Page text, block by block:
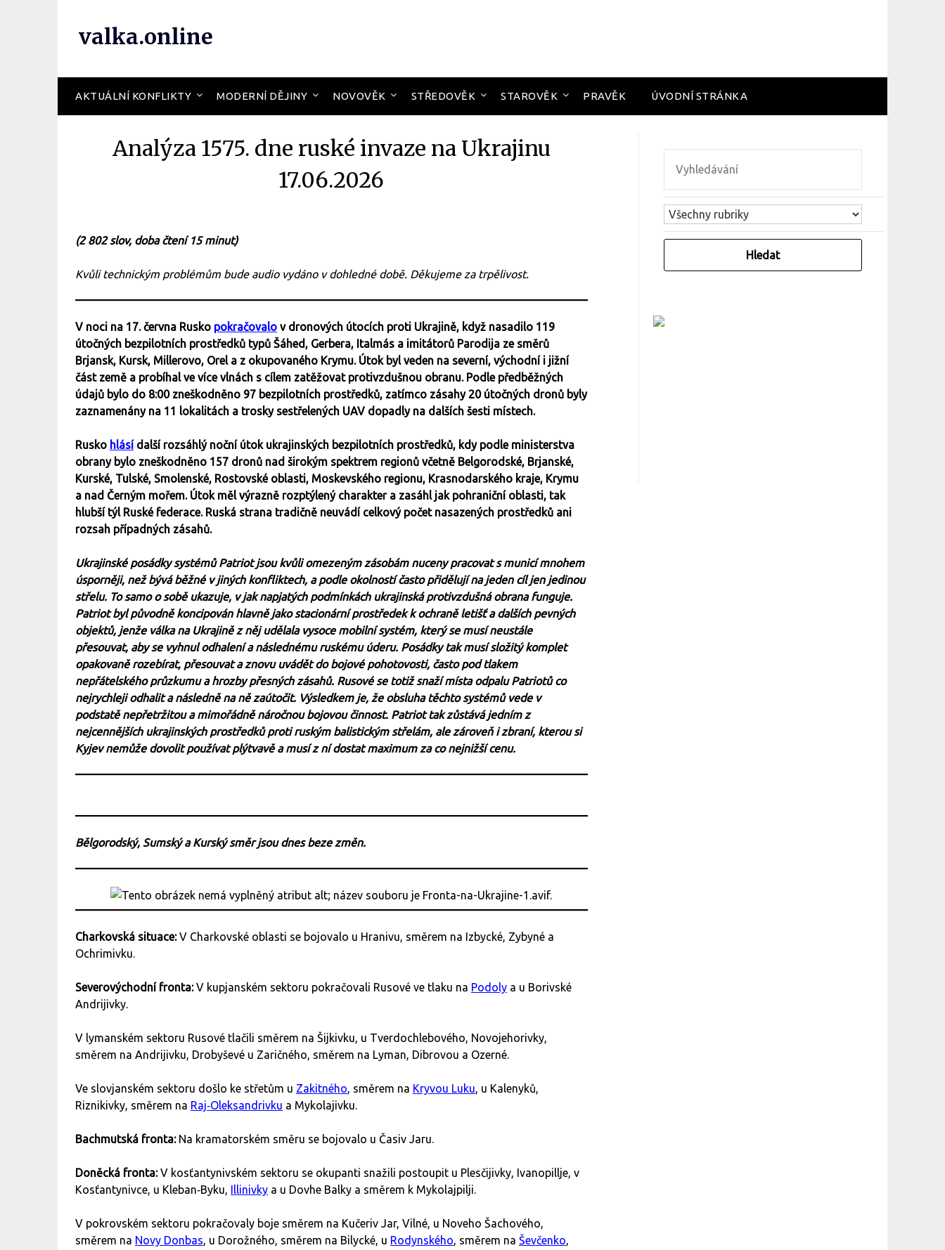
valka.online
AKTUÁLNÍ KONFLIKTY MODERNÍ DĚJINY NOVOVĚK STŘEDOVĚK STAROVĚK PRAVĚK ÚVODNÍ STRÁNKA
Analýza 1575. dne ruské invaze na Ukrajinu
17.06.2026
(2 802 slov, doba čtení 15 minut)
Kvůli technickým problémům bude audio vydáno v dohledné době. Děkujeme za trpělivost.
V noci na 17. června Rusko pokračovalo v dronových útocích proti Ukrajině, když nasadilo 119
útočných bezpilotních prostředků typů Šáhed, Gerbera, Italmás a imitátorů Parodija ze směrů
Brjansk, Kursk, Millerovo, Orel a z okupovaného Krymu. Útok byl veden na severní, východní i jižní
část země a probíhal ve více vlnách s cílem zatěžovat protivzdušnou obranu. Podle předběžných
údajů bylo do 8:00 zneškodněno 97 bezpilotních prostředků, zatímco zásahy 20 útočných dronů byly
zaznamenány na 11 lokalitách a trosky sestřelených UAV dopadly na dalších šesti místech.
Rusko hlásí další rozsáhlý noční útok ukrajinských bezpilotních prostředků, kdy podle ministerstva
obrany bylo zneškodněno 157 dronů nad širokým spektrem regionů včetně Belgorodské, Brjanské,
Kurské, Tulské, Smolenské, Rostovské oblasti, Moskevského regionu, Krasnodarského kraje, Krymu
a nad Černým mořem. Útok měl výrazně rozptýlený charakter a zasáhl jak pohraniční oblasti, tak
hlubší týl Ruské federace. Ruská strana tradičně neuvádí celkový počet nasazených prostředků ani
rozsah případných zásahů.
Ukrajinské posádky systémů Patriot jsou kvůli omezeným zásobám nuceny pracovat s municí mnohem
úsporněji, než bývá běžné v jiných konfliktech, a podle okolností často přidělují na jeden cíl jen jedinou
střelu. To samo o sobě ukazuje, v jak napjatých podmínkách ukrajinská protivzdušná obrana funguje.
Patriot byl původně koncipován hlavně jako stacionární prostředek k ochraně letišť a dalších pevných
objektů, jenže válka na Ukrajině z něj udělala vysoce mobilní systém, který se musí neustále
přesouvat, aby se vyhnul odhalení a následnému ruskému úderu. Posádky tak musí složitý komplet
opakovaně rozebírat, přesouvat a znovu uvádět do bojové pohotovosti, často pod tlakem
nepřátelského průzkumu a hrozby přesných zásahů. Rusové se totiž snaží místa odpalu Patriotů co
nejrychleji odhalit a následně na ně zaútočit. Výsledkem je, že obsluha těchto systémů vede v
podstatě nepřetržitou a mimořádně náročnou bojovou činnost. Patriot tak zůstává jedním z
nejcennějších ukrajinských prostředků proti ruským balistickým střelám, ale zároveň i zbraní, kterou si
Kyjev nemůže dovolit používat plýtvavě a musí z ní dostat maximum za co nejnižší cenu.
Bělgorodský, Sumský a Kurský směr jsou dnes beze změn.
Charkovská situace:V Charkovské oblasti se bojovalo u Hranivu, směrem na Izbycké, Zybyné a
Ochrimivku.
Severovýchodní fronta:V kupjanském sektoru pokračovali Rusové ve tlaku na Podoly a u Borivské
Andrijivky.
V lymanském sektoru Rusové tlačili směrem na Šijkivku, u Tverdochlebového, Novojehorivky,
směrem na Andrijivku, Drobyševé u Zaričného, směrem na Lyman, Dibrovou a Ozerné.
Ve slovjanském sektoru došlo ke střetům u Zakitného, směrem na Kryvou Luku, u Kalenyků,
Riznikivky, směrem na Raj‑Oleksandrivku a Mykolajivku.
Bachmutská fronta: Na kramatorském směru se bojovalo u Časiv Jaru.
Doněcká fronta:V kosťantynivském sektoru se okupanti snažili postoupit u Plesčijivky, Ivanopillje, v
Kosťantynivce, u Kleban‑Byku, Illinivky a u Dovhe Balky a směrem k Mykolajpilji.
V pokrovském sektoru pokračovaly boje směrem na Kučeriv Jar, Vilné, u Noveho Šachového,
směrem na Novy Donbas, u Dorožného, směrem na Bilycké, u Rodynského, směrem na Ševčenko,